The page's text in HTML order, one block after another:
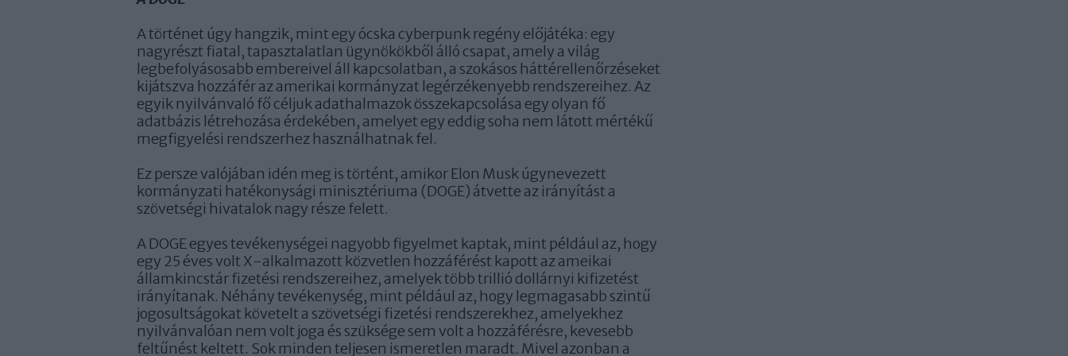
A történet úgy hangzik, mint egy ócska cyberpunk regény előjátéka: egy
nagyrészt fiatal, tapasztalatlan ügynökökből álló csapat, amely a világ
legbefolyásosabb embereivel áll kapcsolatban, a szokásos háttérellenőrzéseket
kijátszva hozzáfér az amerikai kormányzat legérzékenyebb rendszereihez. Az
egyik nyilvánvaló fő céljuk adathalmazok összekapcsolása egy olyan fő
adatbázis létrehozása érdekében, amelyet egy eddig soha nem látott mértékű
megfigyelési rendszerhez használhatnak fel.
Ez persze valójában idén meg is történt, amikor Elon Musk úgynevezett
kormányzati hatékonysági minisztériuma (DOGE) átvette az irányítást a
szövetségi hivatalok nagy része felett.
A DOGE egyes tevékenységei nagyobb figyelmet kaptak, mint például az, hogy
egy 25 éves volt X-alkalmazott közvetlen hozzáférést kapott az ameikai
államkincstár fizetési rendszereihez, amelyek több trillió dollárnyi kifizetést
irányítanak. Néhány tevékenység, mint például az, hogy legmagasabb szintű
jogosultságokat követelt a szövetségi fizetési rendszerekhez, amelyekhez
nyilvánvalóan nem volt joga és szüksége sem volt a hozzáférésre, kevesebb
feltűnést keltett. Sok minden teljesen ismeretlen maradt. Mivel azonban a